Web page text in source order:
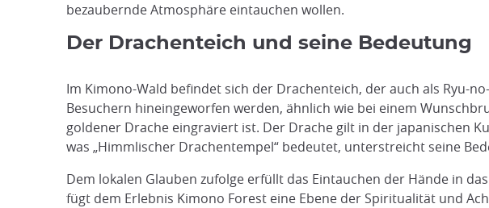
bezaubernde Atmosphäre eintauchen wollen.
Der Drachenteich und seine Bedeutung
Im Kimono-Wald befindet sich der Drachenteich, der auch als Ryu-
Besuchern hineingeworfen werden, ähnlich wie bei einem
goldener Drache eingraviert ist. Der Drache gilt in der japanischen
was „Himmlischer Drachentempel“ bedeutet, unterstreicht seine
Dem lokalen Glauben zufolge erfüllt das Eintauchen der Hände in
fügt dem Erlebnis Kimono Forest eine Ebene der Spiritualität und